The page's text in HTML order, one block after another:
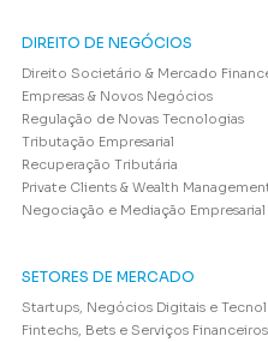
DIREITO DE NEGÓCIOS
Direito Societário & Mercado
Empresas & Novos Negócios
Regulação de Novas Tecnologias
Tributação Empresarial
Recuperação Tributária
Private Clients & Wealth
Negociação e Mediação Empresarial
SETORES DE MERCADO
Startups, Negócios Digitais e
Fintechs, Bets e Serviços Financeiros